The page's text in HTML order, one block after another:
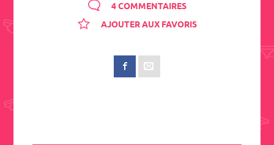
4 COMMENTAIRES
AJOUTER AUX FAVORIS